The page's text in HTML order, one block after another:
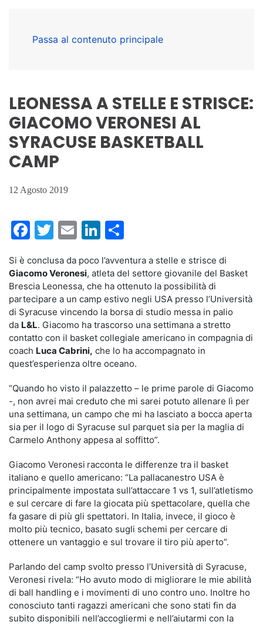
Passa al contenuto principale
LEONESSA A STELLE E STRISCE:
GIACOMO VERONESI AL
SYRACUSE BASKETBALL
CAMP
12 Agosto 2019
Facebook
Twitter
EmailLinkedIn
Si è conclusa da poco l’avventura a stelle e strisce di
Giacomo Veronesi, atleta del settore giovanile del Basket
Brescia Leonessa, che ha ottenuto la possibilità di
partecipare a un camp estivo negli USA presso l’Università
di Syracuse vincendo la borsa di studio messa in palio
da L&L. Giacomo ha trascorso una settimana a stretto
contatto con il basket collegiale americano in compagnia di
coach Luca Cabrini, che lo ha accompagnato in
quest’esperienza oltre oceano.
“Quando ho visto il palazzetto – le prime parole di Giacomo
-, non avrei mai creduto che mi sarei potuto allenare lì per
una settimana, un campo che mi ha lasciato a bocca aperta
sia per il logo di Syracuse sul parquet sia per la maglia di
Carmelo Anthony appesa al soffitto”.
Giacomo Veronesi racconta le differenze tra il basket
italiano e quello americano: “La pallacanestro USA è
principalmente impostata sull’attaccare 1 vs 1, sull’atletismo
e sul cercare di fare la giocata più spettacolare, quella che
fa gasare di più gli spettatori. In Italia, invece, il gioco è
molto più tecnico, basato sugli schemi per cercare di
ottenere un vantaggio e sul trovare il tiro più aperto”.
Parlando del camp svolto presso l’Università di Syracuse,
Veronesi rivela: “Ho avuto modo di migliorare le mie abilità
di ball handling e i movimenti di uno contro uno. Inoltre ho
conosciuto tanti ragazzi americani che sono stati fin da
subito disponibili nell’accogliermi e nell’aiutarmi con la